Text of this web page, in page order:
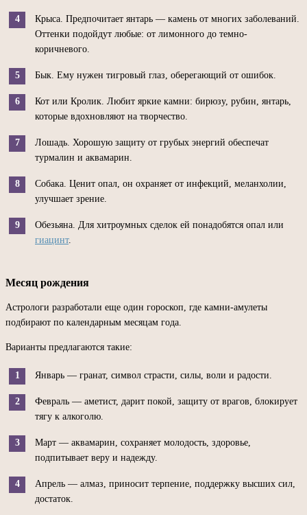
Крыса. Предпочитает янтарь — камень от многих заболеваний.
Оттенки подойдут любые: от лимонного до темно-
коричневого.
Бык. Ему нужен тигровый глаз, оберегающий от ошибок.
Кот или Кролик. Любит яркие камни: бирюзу, рубин, янтарь,
которые вдохновляют на творчество.
Лошадь. Хорошую защиту от грубых энергий обеспечат
турмалин и аквамарин.
Собака. Ценит опал, он охраняет от инфекций, меланхолии,
улучшает зрение.
Обезьяна. Для хитроумных сделок ей понадобятся опал или
гиацинт.
Месяц рождения
Астрологи разработали еще один гороскоп, где камни-амулеты
подбирают по календарным месяцам года.
Варианты предлагаются такие:
Январь — гранат, символ страсти, силы, воли и радости.
Февраль — аметист, дарит покой, защиту от врагов, блокирует
тягу к алкоголю.
Март — аквамарин, сохраняет молодость, здоровье,
подпитывает веру и надежду.
Апрель — алмаз, приносит терпение, поддержку высших сил,
достаток.